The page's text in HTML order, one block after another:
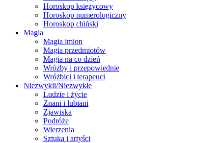
Horoskop księżycowy
Horoskop numerologiczny
Horoskop chiński
Magia
Magia imion
Magia przedmiotów
Magia na co dzień
Wróżby i przepowiednie
Wróżbici i terapeuci
Niezwykli/Niezwykłe
Ludzie i życie
Znani i lubiani
Zjawiska
Podróże
Wierzenia
Sztuka i artyści